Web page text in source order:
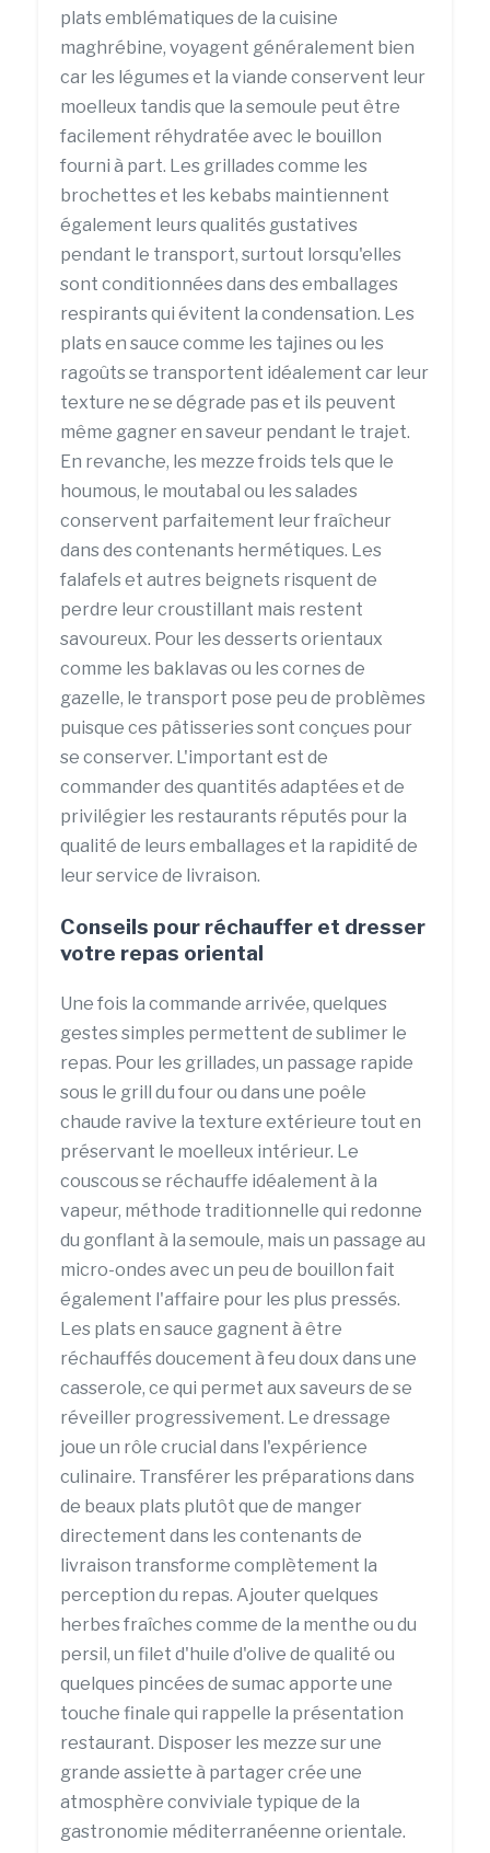
plats emblématiques de la cuisine
maghrébine, voyagent généralement bien
car les légumes et la viande conservent leur
moelleux tandis que la semoule peut être
facilement réhydratée avec le bouillon
fourni à part. Les grillades comme les
brochettes et les kebabs maintiennent
également leurs qualités gustatives
pendant le transport, surtout lorsqu'elles
sont conditionnées dans des emballages
respirants qui évitent la condensation. Les
plats en sauce comme les tajines ou les
ragoûts se transportent idéalement car leur
texture ne se dégrade pas et ils peuvent
même gagner en saveur pendant le trajet.
En revanche, les mezze froids tels que le
houmous, le moutabal ou les salades
conservent parfaitement leur fraîcheur
dans des contenants hermétiques. Les
falafels et autres beignets risquent de
perdre leur croustillant mais restent
savoureux. Pour les desserts orientaux
comme les baklavas ou les cornes de
gazelle, le transport pose peu de problèmes
puisque ces pâtisseries sont conçues pour
se conserver. L'important est de
commander des quantités adaptées et de
privilégier les restaurants réputés pour la
qualité de leurs emballages et la rapidité de
leur service de livraison.
Conseils pour réchauffer et dresser
votre repas oriental
Une fois la commande arrivée, quelques
gestes simples permettent de sublimer le
repas. Pour les grillades, un passage rapide
sous le grill du four ou dans une poêle
chaude ravive la texture extérieure tout en
préservant le moelleux intérieur. Le
couscous se réchauffe idéalement à la
vapeur, méthode traditionnelle qui redonne
du gonflant à la semoule, mais un passage au
micro-ondes avec un peu de bouillon fait
également l'affaire pour les plus pressés.
Les plats en sauce gagnent à être
réchauffés doucement à feu doux dans une
casserole, ce qui permet aux saveurs de se
réveiller progressivement. Le dressage
joue un rôle crucial dans l'expérience
culinaire. Transférer les préparations dans
de beaux plats plutôt que de manger
directement dans les contenants de
livraison transforme complètement la
perception du repas. Ajouter quelques
herbes fraîches comme de la menthe ou du
persil, un filet d'huile d'olive de qualité ou
quelques pincées de sumac apporte une
touche finale qui rappelle la présentation
restaurant. Disposer les mezze sur une
grande assiette à partager crée une
atmosphère conviviale typique de la
gastronomie méditerranéenne orientale.